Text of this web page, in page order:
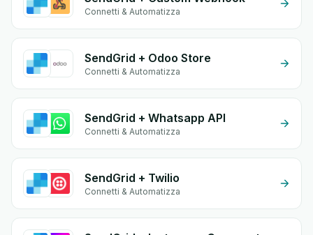
Connetti & Automatizza
SendGrid + Odoo Store
Connetti & Automatizza
SendGrid + Whatsapp API
Connetti & Automatizza
SendGrid + Twilio
Connetti & Automatizza